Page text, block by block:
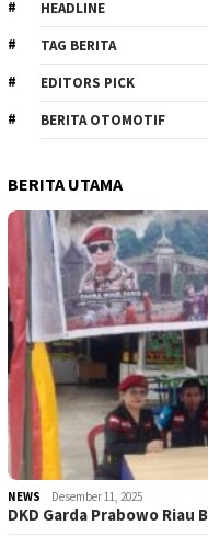
HEADLINE
TAG BERITA
EDITORS PICK
BERITA OTOMOTIF
BERITA UTAMA
NEWS Desember 11, 2025
DKD Garda Prabowo Riau